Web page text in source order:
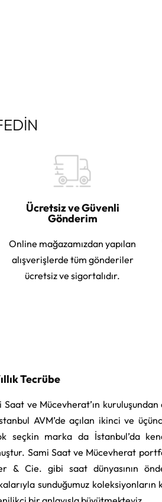
Ücretsiz ve Güvenli
Gönderim
Online mağazamızdan yapılan
alışverişlerde tüm gönderiler
ücretsiz ve sigortalıdır.
Tecrübe
Saat ve Mücevherat’ın kuruluşundan
AVM’de açılan ikinci ve
seçkin marka da İstanbul’da
Sami Saat ve Mücevherat
& Cie. gibi saat dünyasının
sunduğumuz koleksiyonların